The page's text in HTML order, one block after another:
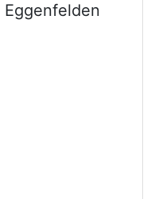
Eggenfelden